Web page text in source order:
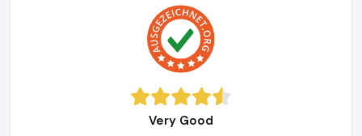
Very Good